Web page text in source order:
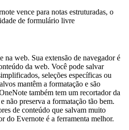
vence para notas estruturadas, o
de formulário livre
na web. Sua extensão de navegador é
da web. Você pode salvar
seleções específicas ou
mantêm a formatação e são
também tem um recortador da
não preserva a formatação tão bem.
de conteúdo que salvam muito
do Evernote é a ferramenta melhor.